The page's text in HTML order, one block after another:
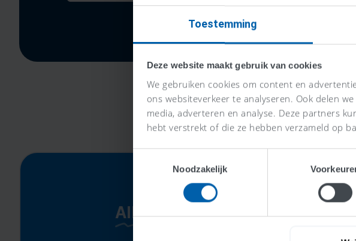
Toestemming
Deze website maakt gebruik van cookies
We gebruiken cookies om content en
ons websiteverkeer te analyseren. Ook delen
media, adverteren en analyse. Deze partners
hebt verstrekt of die ze hebben verzameld op
Toestemmingsselectie
Noodzakelijk
Alles-in-één-prijs